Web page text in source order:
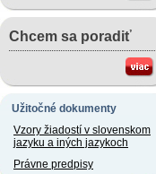
Chcem sa poradiť
Užitočné dokumenty
Vzory žiadostí v slovenskom
jazyku a iných jazykoch
Právne predpisy